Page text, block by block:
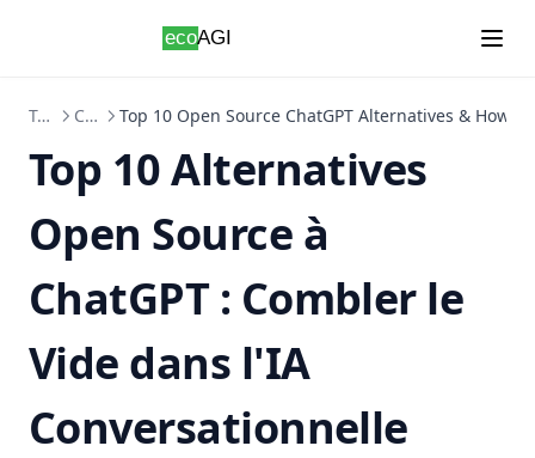
Tutoriels ChatGPT Top 10 Open Source ChatGPT Alternatives & How
Top 10 Alternatives
Open Source à
ChatGPT : Combler le
Vide dans l'IA
Conversationnelle